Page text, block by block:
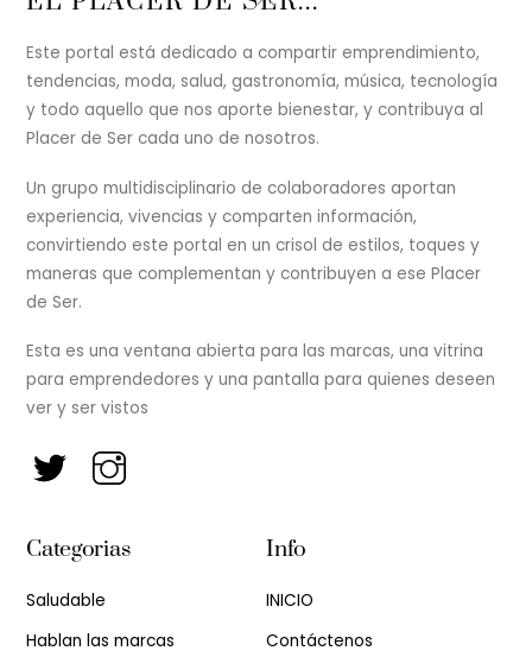
Top
Este portal está dedicado a compartir emprendimiento,
tendencias, moda, salud, gastronomía, música, tecnología
y todo aquello que nos aporte bienestar, y contribuya al
Placer de Ser cada uno de nosotros.
Un grupo multidisciplinario de colaboradores aportan
experiencia, vivencias y comparten información,
convirtiendo este portal en un crisol de estilos, toques y
maneras que complementan y contribuyen a ese Placer
de Ser.
Esta es una ventana abierta para las marcas, una vitrina
para emprendedores y una pantalla para quienes deseen
ver y ser vistos
Categorias
Saludable
Hablan las marcas
Info
INICIO
Contáctenos